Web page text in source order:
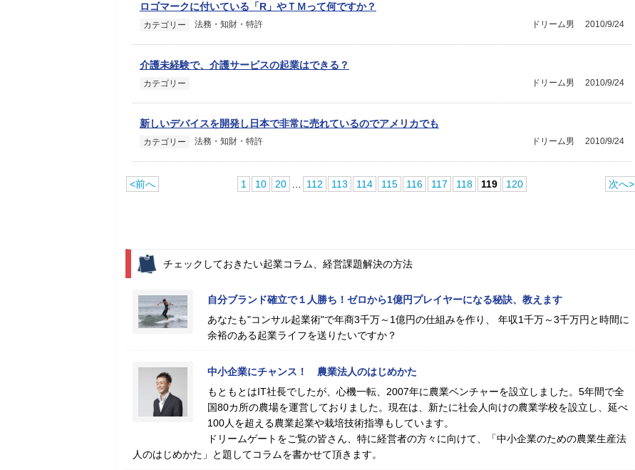
ロゴマークに付いている「R」やＴＭって何ですか？
カテゴリー 法務・知財・特許 2010/9/24
ドリーム男
介護未経験で、介護サービスの起業はできる？
カテゴリー 2010/9/24
ドリーム男
新しいデバイスを開発し日本で非常に売れているのでアメリカでも
カテゴリー 法務・知財・特許 2010/9/24
ドリーム男
<前へ 1 10 20 112 113 114 115 116 117 118 119 120 次へ>
チェックしておきたい起業コラム、経営課題解決の方法
自分ブランド確立で１人勝ち！ゼロから1億円プレイヤーになる秘訣、教えます
あなたも"コンサル起業術"で年商3千万～1億円の仕組みを作り、 年収1千万～3千万円と時間に
余裕のある起業ライフを送りたいですか？
中小企業にチャンス！ 農業法人のはじめかた
もともとはIT社長でしたが、心機一転、2007年に農業ベンチャーを設立しました。5年間で全
国80カ所の農場を運営しておりました。現在は、新たに社会人向けの農業学校を設立し、延べ
100人を超える農業起業や栽培技術指導もしています。
ドリームゲートをご覧の皆さん、特に経営者の方々に向けて、「中小企業のための農業生産法
人のはじめかた」と題してコラムを書かせて頂きます。